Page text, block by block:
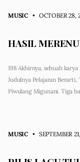
MUSIC • OCTOBER 28,
HASIL
198 Akhirnya, sebuah
Judulnya Pelajaran
Piwulang Migunani. Tiga
MUSIC • SEPTEMBER